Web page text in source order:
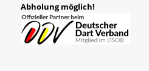
Abholung möglich!